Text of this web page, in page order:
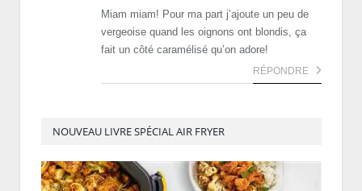
Miam miam! Pour ma part j’ajoute un peu de
vergeoise quand les oignons ont blondis, ça
fait un côté caramélisé qu’on adore!
RÉPONDRE
NOUVEAU LIVRE SPÉCIAL AIR FRYER